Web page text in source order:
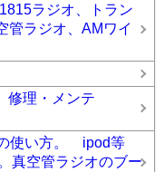
ラジオ、トラン
管ラジオ、AMワイ
修理・メンテ
使い方。 ipod等
真空管ラジオのブー